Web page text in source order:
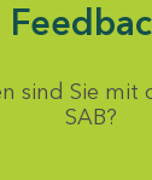
sind Sie mit
SAB?